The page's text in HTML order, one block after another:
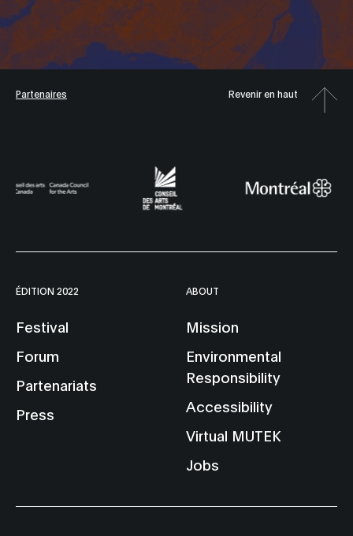
Partenaires Revenir en haut
ÉDITION 2022
Festival
Forum
Partenariats
Press
ABOUT
Mission
Environmental
Responsibility
Accessibility
Virtual MUTEK
Jobs